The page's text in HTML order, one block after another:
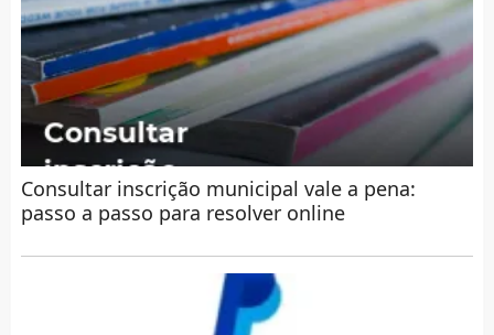
Consultar inscrição municipal vale a pena:
passo a passo para resolver online